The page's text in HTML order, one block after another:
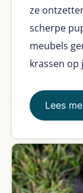
ze
scherpe
meubels
krassen op
Lees